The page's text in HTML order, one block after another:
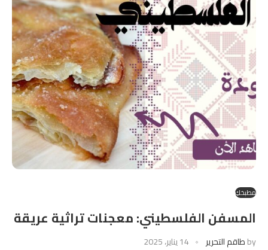
مطبخكِ
المسفن الفلسطيني: معجنات تراثية عريقة
byطاقم التحرير 14 يناير، 2025